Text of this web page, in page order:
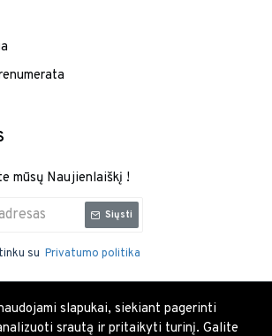
mūsų Naujienlaiškį !
Siųsti
su Privatumo politika
slapukai, siekiant pagerinti
srautą ir pritaikyti turinį. Galite